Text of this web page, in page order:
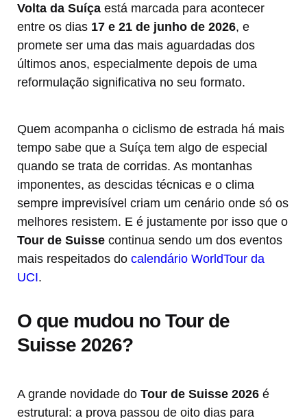
Volta da Suíça está marcada para acontecer
entre os dias 17 e 21 de junho de 2026, e
promete ser uma das mais aguardadas dos
últimos anos, especialmente depois de uma
reformulação significativa no seu formato.
Quem acompanha o ciclismo de estrada há mais
tempo sabe que a Suíça tem algo de especial
quando se trata de corridas. As montanhas
imponentes, as descidas técnicas e o clima
sempre imprevisível criam um cenário onde só os
melhores resistem. E é justamente por isso que o
Tour de Suisse continua sendo um dos eventos
mais respeitados do calendário WorldTour da
UCI.
O que mudou no Tour de
Suisse 2026?
A grande novidade do Tour de Suisse 2026 é
estrutural: a prova passou de oito dias para